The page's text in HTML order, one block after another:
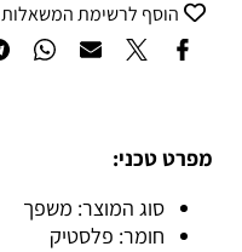
הוסף לרשימת המשאלות
מפרט טכני:
סוג המוצר: משפך
חומר: פלסטיק